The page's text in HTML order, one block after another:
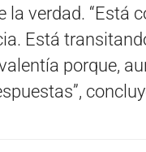
la verdad. “Está
Está
porque,